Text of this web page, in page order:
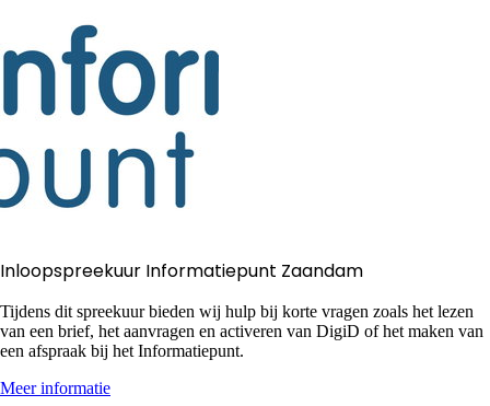
Inloopspreekuur Informatiepunt Zaandam
Tijdens dit spreekuur bieden wij hulp bij korte vragen zoals het lezen
van een brief, het aanvragen en activeren van DigiD of het maken van
een afspraak bij het Informatiepunt.
Meer informatie